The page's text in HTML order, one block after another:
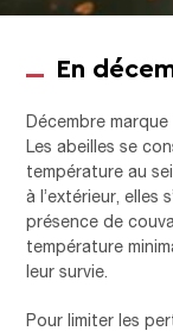
En
Décembre marque
Les abeilles se
température au
à l’extérieur, elles
présence de
température
leur survie.
Pour limiter les